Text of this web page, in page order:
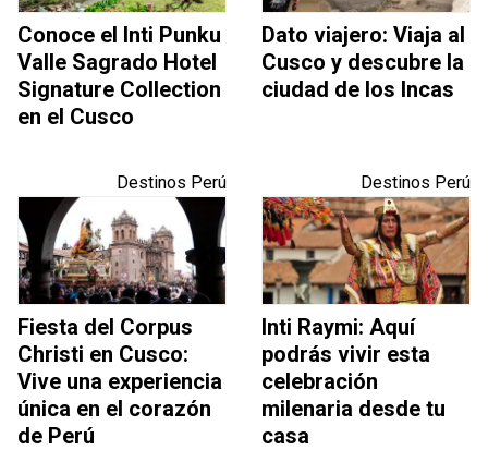
Conoce el Inti Punku
Valle Sagrado Hotel
Signature Collection
en el Cusco
Dato viajero: Viaja al
Cusco y descubre la
ciudad de los Incas
Destinos Perú
Fiesta del Corpus
Christi en Cusco:
Vive una experiencia
única en el corazón
de Perú
Destinos Perú
Inti Raymi: Aquí
podrás vivir esta
celebración
milenaria desde tu
casa